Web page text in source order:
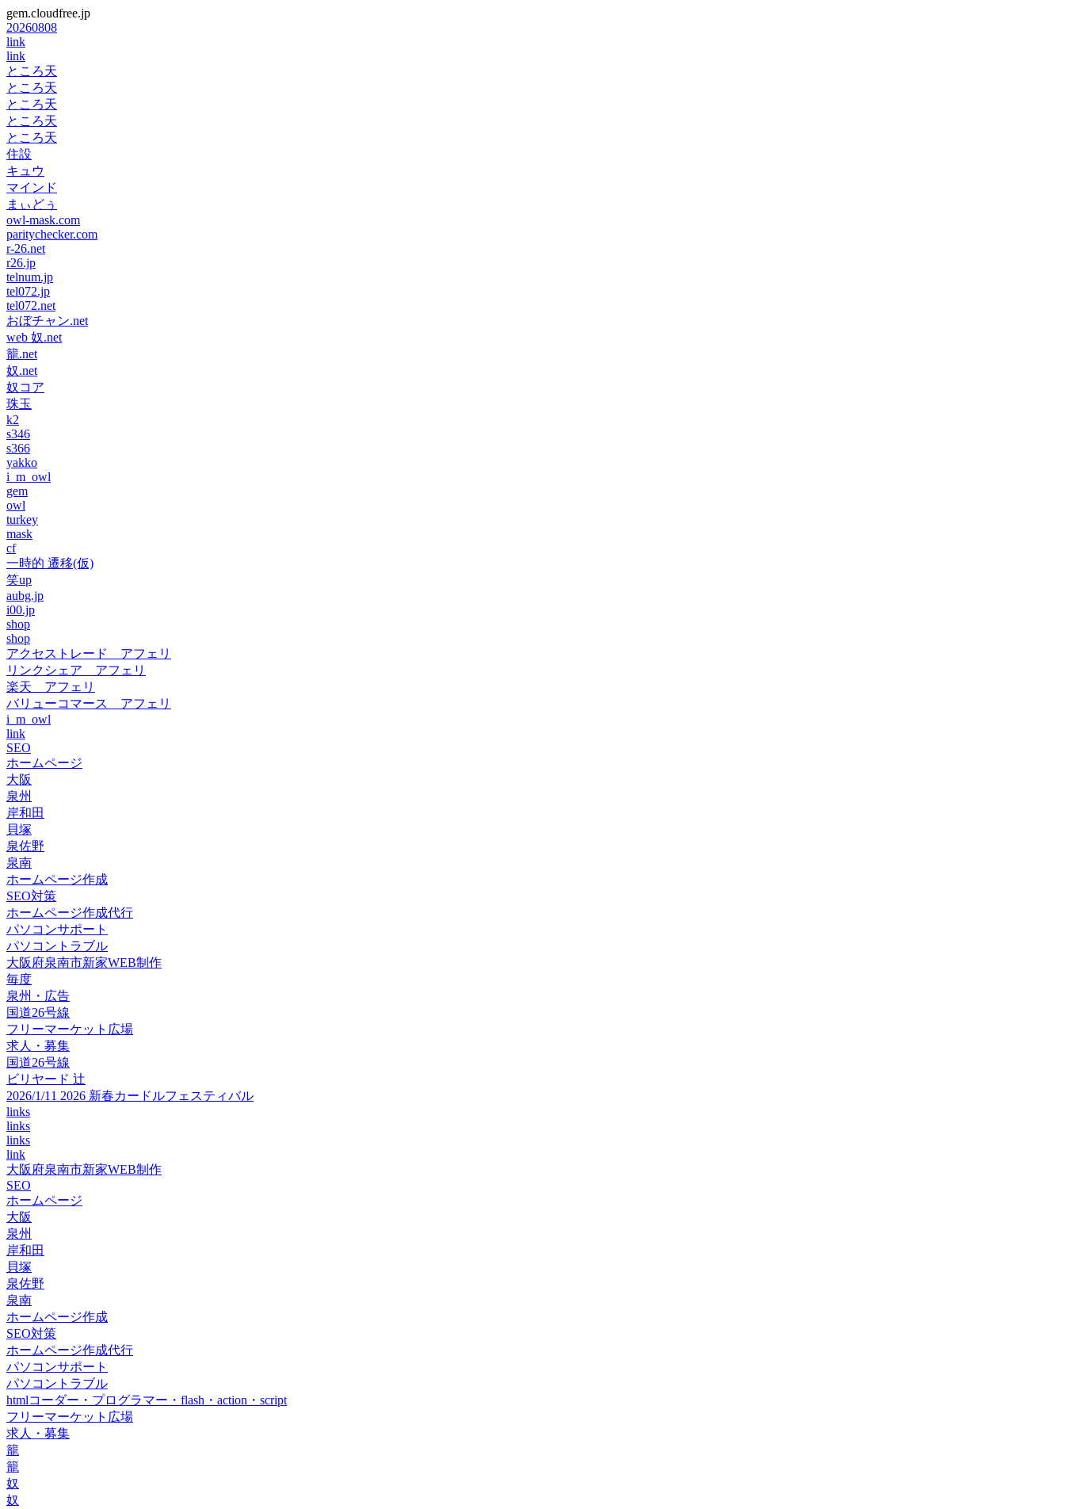
gem.cloudfree.jp
20260808
link
link
ところ天
ところ天
ところ天
ところ天
ところ天
住設
キュウ
マインド
まぃどぅ
owl-mask.com
paritychecker.com
r-26.net
r26.jp
telnum.jp
tel072.jp
tel072.net
おぼチャン.net
web 奴.net
籠.net
奴.net
奴コア
珠玉
k2
s346
s366
yakko
i_m_owl
gem
owl
turkey
mask
cf
一時的 遷移(仮)
笑up
aubg.jp
i00.jp
shop
shop
アクセストレード アフェリ
リンクシェア アフェリ
楽天 アフェリ
バリューコマース アフェリ
i_m_owl
link
SEO
ホームページ
大阪
泉州
岸和田
貝塚
泉佐野
泉南
ホームページ作成
SEO対策
ホームページ作成代行
パソコンサポート
パソコントラブル
大阪府泉南市新家WEB制作
毎度
泉州・広告
国道26号線
フリーマーケット広場
求人・募集
国道26号線
ビリヤード 辻
2026/1/11 2026 新春カードルフェスティバル
links
links
links
link
大阪府泉南市新家WEB制作
SEO
ホームページ
大阪
泉州
岸和田
貝塚
泉佐野
泉南
ホームページ作成
SEO対策
ホームページ作成代行
パソコンサポート
パソコントラブル
htmlコーダー・プログラマー・flash・action・script
フリーマーケット広場
求人・募集
籠
籠
奴
奴